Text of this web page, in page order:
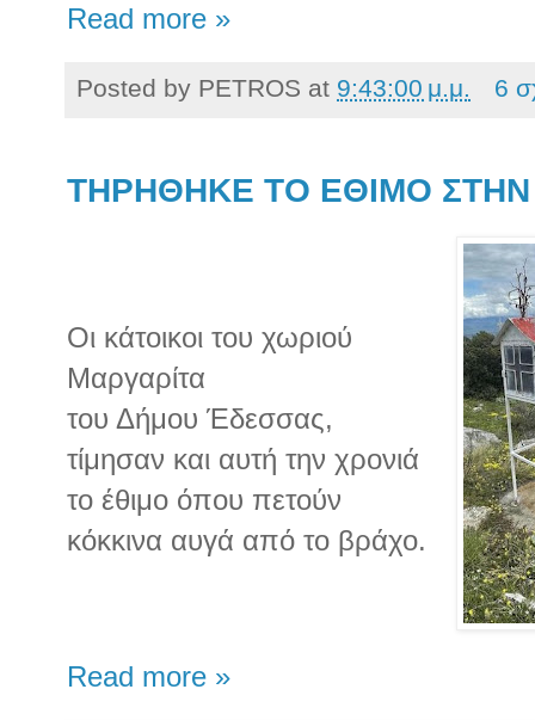
Read more »
Posted by PETROS at 9:43:00 μ.μ. 6
TΗΡΗΘΗΚΕ ΤΟ ΕΘΙΜΟ ΣΤΗΝ
Οι κάτοικοι του χωριού
Μαργαρίτα
του Δήμου Έδεσσας,
τίμησαν και αυτή την χρονιά
το έθιμο όπου πετούν
κόκκινα αυγά από το βράχο.
Read more »